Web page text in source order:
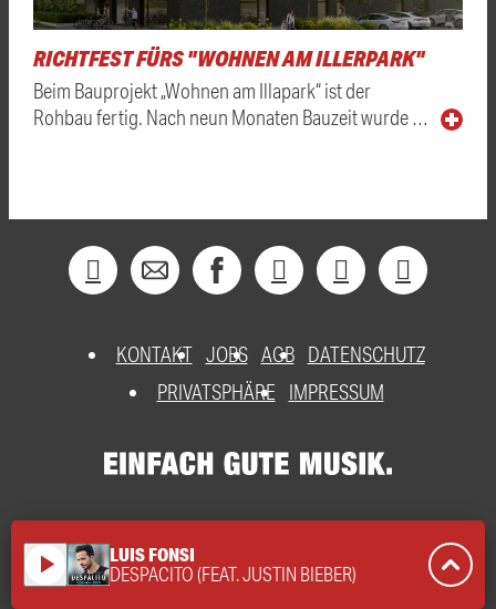
RICHTFEST FÜRS "WOHNEN AM ILLERPARK"
Beim Bauprojekt „Wohnen am Illapark“ ist der
Rohbau fertig. Nach neun Monaten Bauzeit wurde …
KONTAKT JOBS AGB DATENSCHUTZ
PRIVATSPHÄRE
IMPRESSUM
play_arrow LUIS FONSI
DESPACITO (FEAT. JUSTIN BIEBER)